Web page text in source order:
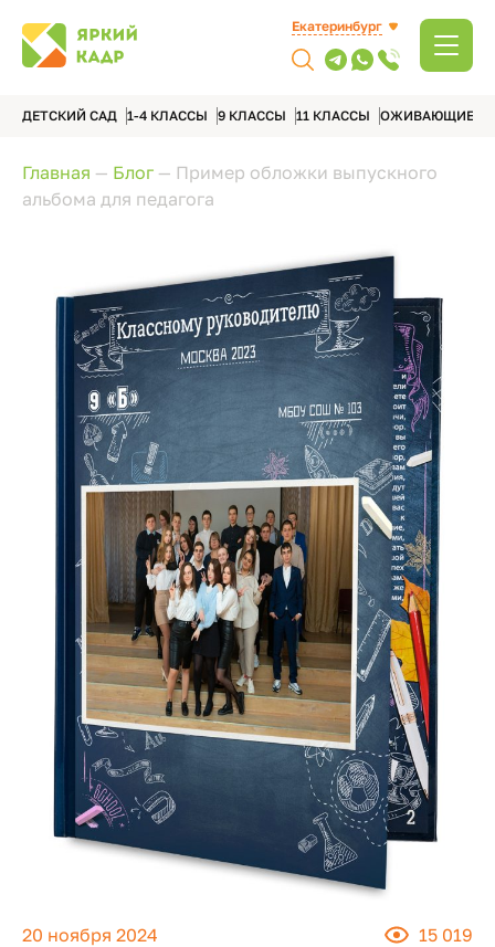
Екатеринбург
ДЕТСКИЙ САД 1-4 КЛАССЫ 9 КЛАССЫ 11 КЛАССЫ ОЖИВАЮЩИЕ
Главная — Блог — Пример обложки выпускного
альбома для педагога
20 ноября 2024 15 019